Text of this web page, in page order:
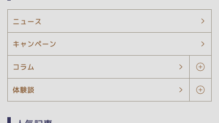
ニュース
キャンペーン
コラム
体験談